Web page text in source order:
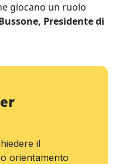
giocano un ruolo
Presidente di
il
orientamento